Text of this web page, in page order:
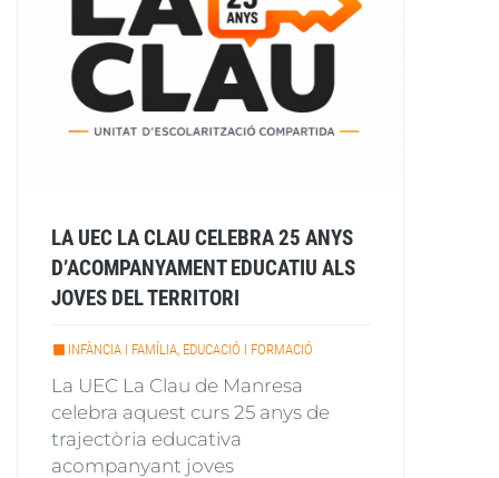
LA UEC LA CLAU CELEBRA 25 ANYS
D’ACOMPANYAMENT EDUCATIU ALS
JOVES DEL TERRITORI
INFÀNCIA I FAMÍLIA, EDUCACIÓ I FORMACIÓ
La UEC La Clau de Manresa
celebra aquest curs 25 anys de
trajectòria educativa
acompanyant joves